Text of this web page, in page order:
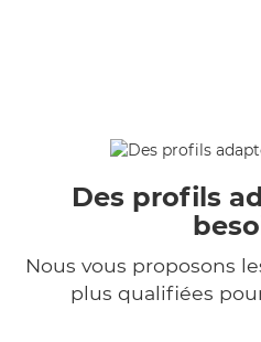
Des profils
Nous vous proposons
plus qualifiées